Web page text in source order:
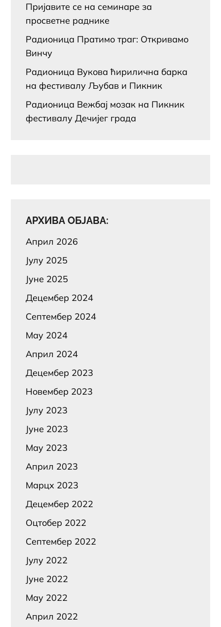
Пријавите се на семинаре за
просветне раднике
Радионица Пратимо траг: Откривамо
Винчу
Радионица Вукова ћирилична барка
на фестивалу Љубав и Пикник
Радионица Вежбај мозак на Пикник
фестивалу Дечијег града
АРХИВА ОБЈАВА:
Април 2026
Јулy 2025
Јуне 2025
Децембер 2024
Септембер 2024
Маy 2024
Април 2024
Децембер 2023
Новембер 2023
Јулy 2023
Јуне 2023
Маy 2023
Април 2023
Марцх 2023
Децембер 2022
Оцтобер 2022
Септембер 2022
Јулy 2022
Јуне 2022
Маy 2022
Април 2022